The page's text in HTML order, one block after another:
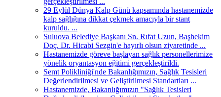
29 Eylül Dünya Kalp Günü kapsamında hastanemizde
kalp sağlığına dikkat çekmek amacıyla bir stant
kuruldu. ...
Suluova Belediye Başkanı Sn. Rıfat Uzun, Başhekim
Doç. Dr. Hicabi Sezgin'e hayırlı olsun ziyaretinde ...
Hastanemizde göreve başlayan sağlık personellerimize
yönelik oryantasyon eğitimi gerçekleştirildi.
Semt Polikliniği'nde Bakanlığımızın, Sağlık Tesisleri
Değerlendirilmesi ve Geliştirilmesi Standartları ...
Hastanemizde, Bakanlığımızın "Sağlık Tesisleri